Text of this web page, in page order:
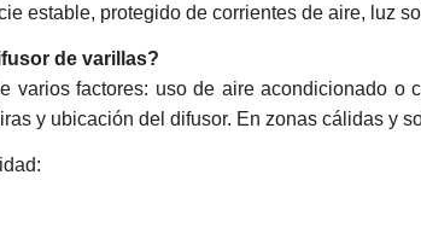
estable, protegido de corrientes de aire, luz
de varillas?
varios factores: uso de aire acondicionado
y ubicación del difusor. En zonas cálidas y